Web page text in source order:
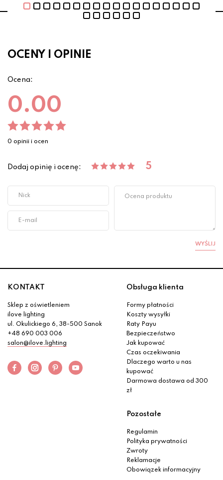
OCENY I OPINIE
Ocena:
0.00
0 opinii i ocen
Dodaj opinię i ocenę: 5
WYŚLIJ
KONTAKT
Sklep z oświetleniem
ilove lighting
ul. Okulickiego 6, 38-500 Sanok
+48 690 003 006
salon@ilove.lighting
Obsługa klienta
Formy płatności
Koszty wysyłki
Raty Payu
Bezpieczeństwo
Jak kupować
Czas oczekiwania
Dlaczego warto u nas
kupować
Darmowa dostawa od 300
zł
Pozostałe
Regulamin
Polityka prywatności
Zwroty
Reklamacje
Obowiązek informacyjny